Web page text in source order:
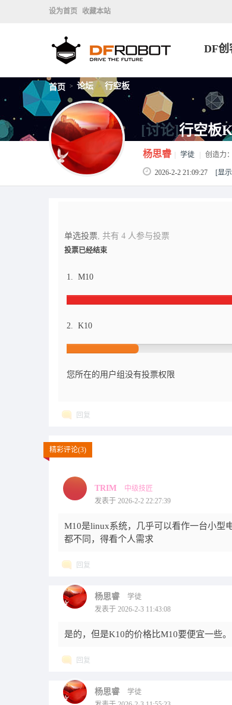
设为首页 收藏本站
DF创
首页 > 论坛 > 行空板
[讨论]行空板
杨思睿 学徒 创造力：
2026-2-2 21:09:27 [显
单选投票, 共有 4 人参与投票
投票已经结束
1. M10
2. K10
您所在的用户组没有投票权限
回复
精彩评论(3)
TRIM
中级技匠
发表于 2026-2-2 22:27:39
M10是linux系统，几乎可以看作一台小型
都不同，得看个人需求
回复
杨思睿
学徒
发表于 2026-2-3 11:43:08
是的，但是K10的价格比M10要便宜一些。
回复
杨思睿
学徒